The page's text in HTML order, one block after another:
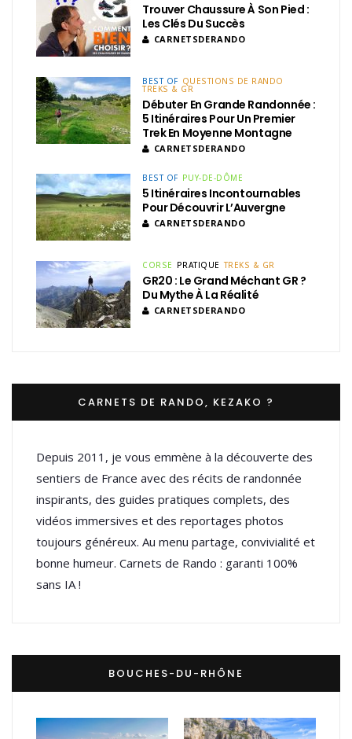
Trouver Chaussure À Son Pied :
Les Clés Du Succès
CARNETSDERANDO
BEST OF QUESTIONS DE RANDO
TREKS & GR
Débuter En Grande Randonnée :
5 Itinéraires Pour Un Premier
Trek En Moyenne Montagne
CARNETSDERANDO
BEST OF PUY-DE-DÔME
5 Itinéraires Incontournables
Pour Découvrir L’Auvergne
CARNETSDERANDO
CORSE PRATIQUE TREKS & GR
GR20 : Le Grand Méchant GR ?
Du Mythe À La Réalité
CARNETSDERANDO
CARNETS DE RANDO, KEZAKO ?
Depuis 2011, je vous emmène à la découverte des
sentiers de France avec des récits de randonnée
inspirants, des guides pratiques complets, des
vidéos immersives et des reportages photos
toujours généreux. Au menu partage, convivialité et
bonne humeur. Carnets de Rando : garanti 100%
sans IA !
BOUCHES-DU-RHÔNE